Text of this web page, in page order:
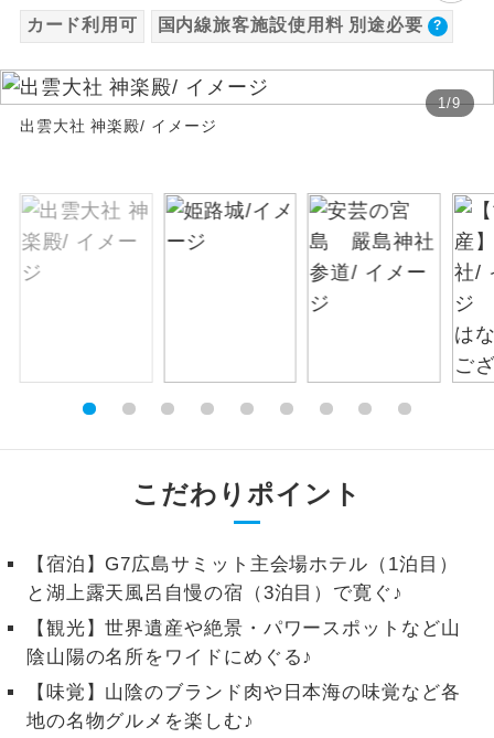
カード利用可 国内線旅客施設使用料 別途必要
1/9
出雲大社 神楽殿/ イメージ
こだわりポイント
【宿泊】G7広島サミット主会場ホテル（1泊目）
と湖上露天風呂自慢の宿（3泊目）で寛ぐ♪
【観光】世界遺産や絶景・パワースポットなど山
陰山陽の名所をワイドにめぐる♪
【味覚】山陰のブランド肉や日本海の味覚など各
地の名物グルメを楽しむ♪
新コース 初登場のコースです。
世界遺産
ユネスコに登録されている文化遺産や自
然遺産を訪ねるコースです。
温泉 温泉地にも宿泊するコースです。
ご宿泊ホテルに露天風呂が付いていま
ご宿泊ホテルに大浴場が付いています。
全てのお食事が付いていますので、お食
お部屋にてゆっくりとお召し上がりいた
だけます。
トラベルイヤ
ホン
周りの音を気にせず、ガイドさんの説明
をじっくり聞くことができます。
1名様催行
1名様から出発可能な個人型プランで
2名様催行
2名様から出発可能な個人型プランで